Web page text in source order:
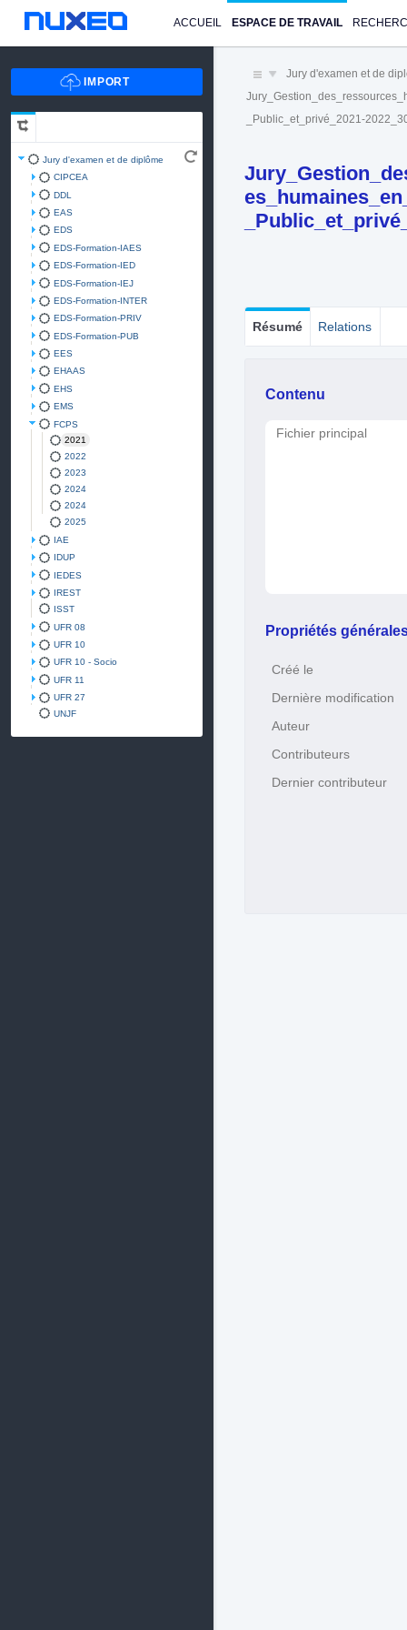
ACCUEIL ESPACE DE TRAVAIL
Jury d'examen et de diplôme
CIPCEA
DDL
EAS
EDS
EDS-Formation-IAES
EDS-Formation-IED
EDS-Formation-IEJ
EDS-Formation-INTER
EDS-Formation-PRIV
EDS-Formation-PUB
EES
EHAAS
EHS
EMS
FCPS
2021
2022
2023
2024
2024
2025
IAE
IDUP
IEDES
IREST
ISST
UFR 08
UFR 10
UFR 10 - Socio
UFR 11
UFR 27
UNJF
Jury d'examen et de
_Public_et_privé_2021-
Résumé Relations
Contenu
Fichier principal
Propriétés
Créé le
Dernière modification
Auteur
Contributeurs
Dernier contributeur